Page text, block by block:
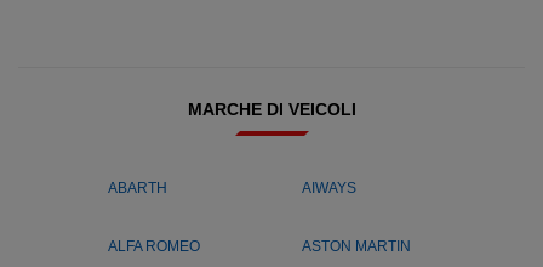
MARCHE DI VEICOLI
ABARTH AIWAYS
ALFA ROMEO ASTON MARTIN